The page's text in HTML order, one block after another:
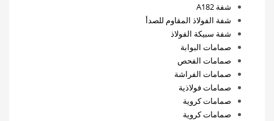
شفة A182
شفة الفولاذ المقاوم للصدأ
شفة سبيكة الفولاذ
صمامات البوابة
صمامات الفحص
صمامات الفراشة
صمامات فولاذية
صمامات كروية
صمامات كروية